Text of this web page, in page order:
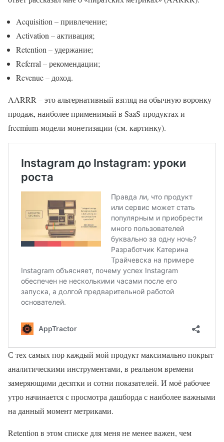
Acquisition – привлечение;
Activation – активация;
Retention – удержание;
Referral – рекомендации;
Revenue – доход.
AARRR – это альтернативный взгляд на обычную воронку
продаж, наиболее применимый в SaaS-продуктах и
freemium-модели монетизации (см. картинку).
С тех самых пор каждый мой продукт максимально покрыт
аналитическими инструментами, в реальном времени
замеряющими десятки и сотни показателей. И моё рабочее
утро начинается с просмотра дашборда с наиболее важными
на данный момент метриками.
Retention в этом списке для меня не менее важен, чем